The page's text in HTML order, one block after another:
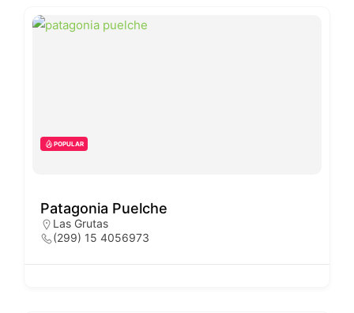
POPULAR
Patagonia Puelche
Las Grutas
(299) 15 4056973